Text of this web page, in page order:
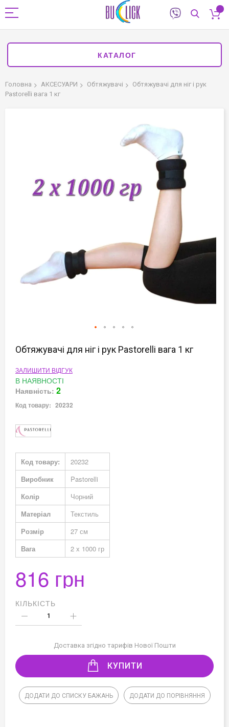
КАТАЛОГ
Головна АКСЕСУАРИ Обтяжувачі
Обтяжувачі для ніг і рук
Pastorelli вага 1 кг
до
зображень
Обтяжувачі для ніг і рук Pastorelli вага 1 кг
ЗАЛИШИТИ ВІДГУК
В НАЯВНОСТІ
Наявність: 2
Код товару: 20232
Докладніше
Код товару:
20232
Виробник
Pastorelli
Колір
Чорний
Матеріал
Текстиль
Розмір
27 см
Вага
2 х 1000 гр
816 грн
КІЛЬКІСТЬ
Доставка згідно тарифів Нової Пошти
КУПИТИ
ДОДАТИ ДО СПИСКУ БАЖАНЬ ДОДАТИ ДО ПОРІВНЯННЯ